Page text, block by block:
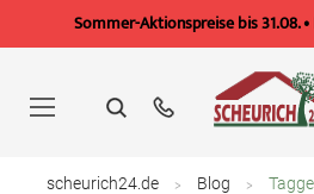
Sommer-Aktionspreise bis 31.08.
springen
scheurich24.de Blog